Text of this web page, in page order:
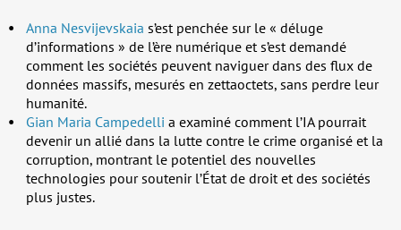
Anna Nesvijevskaia s’est penchée sur le « déluge
d’informations » de l’ère numérique et s’est demandé
comment les sociétés peuvent naviguer dans des flux de
données massifs, mesurés en zettaoctets, sans perdre leur
humanité.
Gian Maria Campedelli a examiné comment l’IA pourrait
devenir un allié dans la lutte contre le crime organisé et la
corruption, montrant le potentiel des nouvelles
technologies pour soutenir l’État de droit et des sociétés
plus justes.